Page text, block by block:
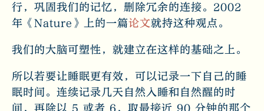
行，巩固我们的记忆，删除冗余的连接。2002
年《Nature》上的一篇论文就持这种观点。
我们的大脑可塑性，就建立在这样的基础之上。
所以若要让睡眠更有效，可以记录一下自己的睡
眠时间。连续记录几天自然入睡和自然醒的时
间，再除以 5 或者 6，取最接近 90 分钟的那个